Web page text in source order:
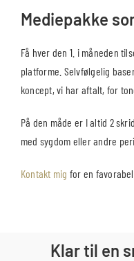
Mediepakke
Få hver den 1. i måneden
platforme. Selvfølgelig
koncept, vi har aftalt, for
På den måde er I altid 2
med sygdom eller andre
Kontakt mig for en
Klar til en